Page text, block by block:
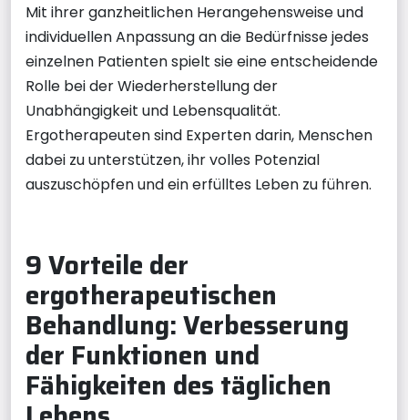
Mit ihrer ganzheitlichen Herangehensweise und
individuellen Anpassung an die Bedürfnisse jedes
einzelnen Patienten spielt sie eine entscheidende
Rolle bei der Wiederherstellung der
Unabhängigkeit und Lebensqualität.
Ergotherapeuten sind Experten darin, Menschen
dabei zu unterstützen, ihr volles Potenzial
auszuschöpfen und ein erfülltes Leben zu führen.
9 Vorteile der
ergotherapeutischen
Behandlung: Verbesserung
der Funktionen und
Fähigkeiten des täglichen